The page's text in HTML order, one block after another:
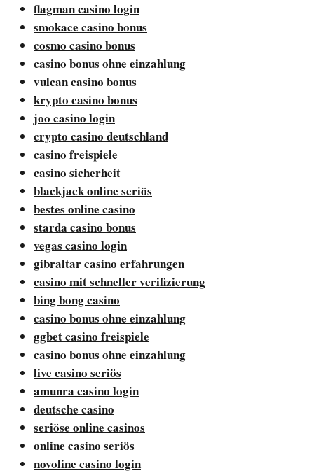
flagman casino login
smokace casino bonus
cosmo casino bonus
casino bonus ohne einzahlung
vulcan casino bonus
krypto casino bonus
joo casino login
crypto casino deutschland
casino freispiele
casino sicherheit
blackjack online seriös
bestes online casino
starda casino bonus
vegas casino login
gibraltar casino erfahrungen
casino mit schneller verifizierung
bing bong casino
casino bonus ohne einzahlung
ggbet casino freispiele
casino bonus ohne einzahlung
live casino seriös
amunra casino login
deutsche casino
seriöse online casinos
online casino seriös
novoline casino login